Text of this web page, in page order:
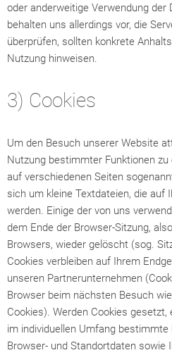
oder anderweitige Verwendung
behalten uns allerdings vor, die
überprüfen, sollten konkrete
Nutzung hinweisen.
3) Cookies
Um den Besuch unserer Website
Nutzung bestimmter Funktionen
auf verschiedenen Seiten
sich um kleine Textdateien, die auf
werden. Einige der von uns
dem Ende der Browser-Sitzung,
Browsers, wieder gelöscht (sog.
Cookies verbleiben auf Ihrem
unseren Partnerunternehmen
Browser beim nächsten Besuch
Cookies). Werden Cookies
im individuellen Umfang
Browser- und Standortdaten sowie